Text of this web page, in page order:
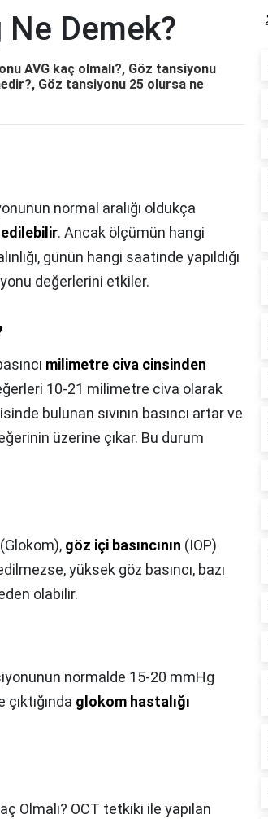
Demek?
AVG kaç olmalı?, Göz tansiyonu
Göz tansiyonu 25 olursa ne
normal aralığı oldukça
. Ancak ölçümün hangi
günün hangi saatinde yapıldığı
değerlerini etkiler.
milimetre civa cinsinden
10-21 milimetre civa olarak
bulunan sıvının basıncı artar ve
üzerine çıkar. Bu durum
göz içi basıncının (IOP)
yüksek göz basıncı, bazı
olabilir.
normalde 15-20 mmHg
glokom hastalığı
Olmalı? OCT tetkiki ile yapılan